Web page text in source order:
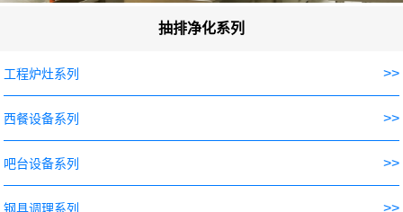
抽排净化系列
工程炉灶系列 >>
西餐设备系列 >>
吧台设备系列 >>
钢具调理系列 >>